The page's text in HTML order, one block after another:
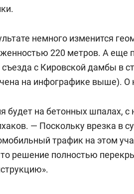
немного изменится
220 метров. А еще
съезда с Кировской дамбы в
на инфографике выше). О
будет на бетонных шпалах,
— Поскольку врезка в
трафик на этом
решение полностью